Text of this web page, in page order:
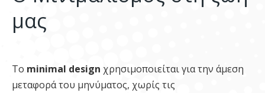
μας
Το minimal design χρησιμοποιείται για την άμεση
μεταφορά του μηνύματος, χωρίς τις